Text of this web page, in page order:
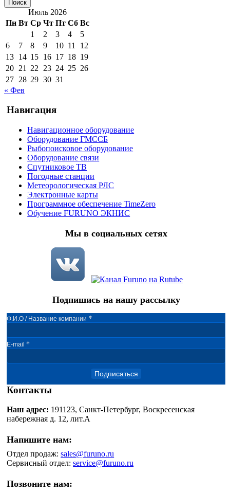
Июль 2026
Пн Вт Ср Чт Пт Сб Вс
1
2 3 4
5
6
7 8 9 10 11
12
13 14 15 16 17 18 19
20 21 22 23 24 25 26
27 28 29 30 31
« Фев
Навигация
Навигационное оборудование
Оборудование ГМССБ
Рыбопоисковое оборудование
Оборудование связи
Спутниковое ТВ
Погодные станции
Метеорологическая РЛС
Электронные карты
Программное обеспечение TimeZero
Обучение FURUNO ЭКНИС
Мы в социальных сетях
Подпишись на нашу рассылку
Ф.И.О / Название компании *
E-mail *
Подписаться
Контакты
Наш адрес: 191123, Санкт-Петербург, Воскресенская
набережная д. 12, лит.А
Напишите нам:
Отдел продаж:sales@furuno.ru
Сервисный отдел:service@furuno.ru
Позвоните нам: